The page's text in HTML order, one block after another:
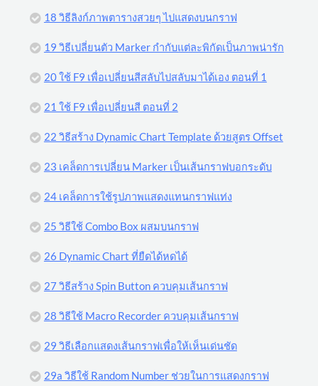
18 วิธีลิงก์ภาพตารางสวยๆ ไปแสดงบนกราฟ
19 วิธีเปลี่ยนตัว Marker กำกับแต่ละพิกัดเป็นภาพน่ารัก
20 ใช้ F9 เพื่อเปลี่ยนสีสลับไปสลับมาได้เอง ตอนที่ 1
21 ใช้ F9 เพื่อเปลี่ยนสี ตอนที่ 2
22 วิธีสร้าง Dynamic Chart Template ด้วยสูตร Offset
23 เคล็ดการเปลี่ยน Marker เป็นเส้นกราฟบอกระดับ
24 เคล็ดการใช้รูปภาพแสดงแทนกราฟแท่ง
25 วิธีใช้ Combo Box ผสมบนกราฟ
26 Dynamic Chart ที่ยืดได้หดได้
27 วิธีสร้าง Spin Button ควบคุมเส้นกราฟ
28 วิธีใช้ Macro Recorder ควบคุมเส้นกราฟ
29 วิธีเลือกแสดงเส้นกราฟเพื่อให้เห็นเด่นชัด
29a วิธีใช้ Random Number ช่วยในการแสดงกราฟ